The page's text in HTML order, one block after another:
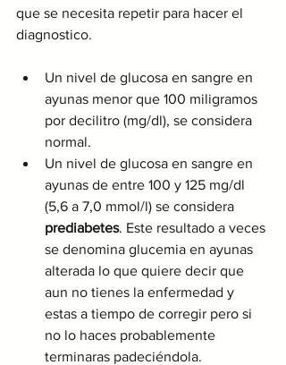
que se necesita repetir para hacer el
diagnostico.
Un nivel de glucosa en sangre en
ayunas menor que 100 miligramos
por decilitro (mg/dl), se considera
normal.
Un nivel de glucosa en sangre en
ayunas de entre 100 y 125 mg/dl
(5,6 a 7,0 mmol/l) se considera
prediabetes. Este resultado a veces
se denomina glucemia en ayunas
alterada lo que quiere decir que
aun no tienes la enfermedad y
estas a tiempo de corregir pero si
no lo haces probablemente
terminaras padeciéndola.